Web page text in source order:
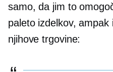
samo, da jim to
paleto izdelkov,
njihove trgovine: